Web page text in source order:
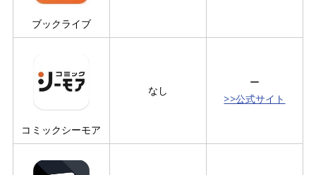
ブックライブ
コミックシーモア
なし
ー
>>公式サイト